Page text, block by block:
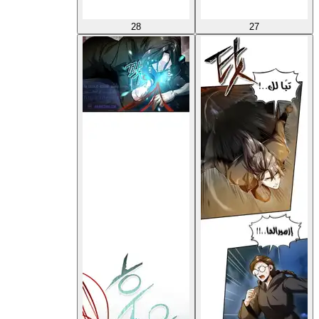
27
28